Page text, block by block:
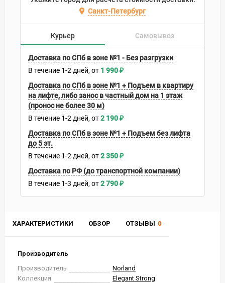
ХАРАКТЕРИСТИКИ ОБЗОР ОТЗЫВЫ 0
Производитель
Производитель
Norland
Коллекция
Elegant Strong
Санкт-Петербург
Курьер Самовывоз
Доставка по СПб в зоне №1 - Без разгрузки
В течение 1-2 дней 1 990₽
Доставка по СПб в зоне №1 + Подъем в квартиру
на лифте, либо занос в частный дом на 1 этаж
(пронос не более 30 м)
В течение 1-2 дней 2 190₽
Доставка по СПб в зоне №1 + Подъем без лифта
до 5 эт.
В течение 1-2 дней 2 350₽
Доставка по РФ (до транспортной компании)
В течение 1-3 дней 2 790₽